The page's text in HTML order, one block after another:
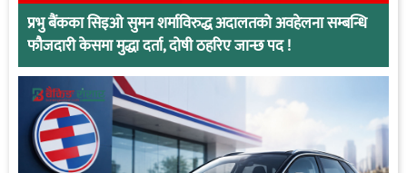
प्रभु बैंकका सिइओ सुमन शर्माविरुद्ध अदालतको अवहेलना सम्बन्धि
फौजदारी केसमा मुद्धा दर्ता, दोषी ठहरिए जान्छ पद !